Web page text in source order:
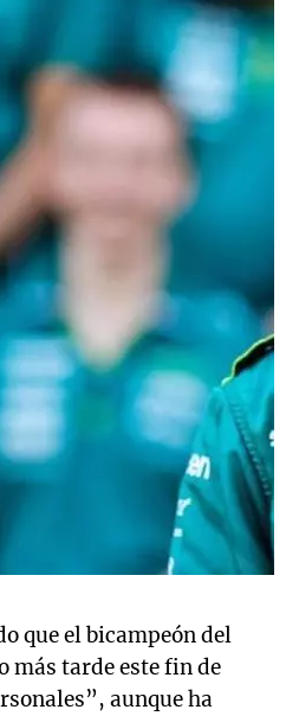
que el bicampeón del
más tarde este fin de
aunque ha